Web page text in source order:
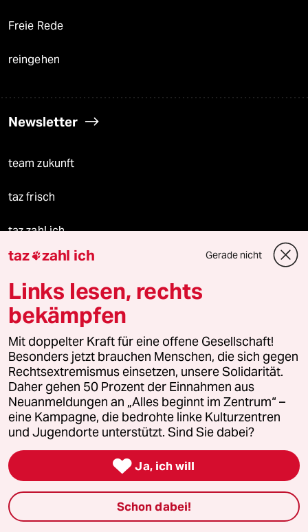
Freie Rede
reingehen
Newsletter
team zukunft
taz frisch
taz zahl ich
taz lab Infobrief
Veranstaltungen
Demnächst
Vor Ort
Live im Stream
Vergangene
taz lab 2027
taz zahl ich Gerade nicht
Links lesen, rechts
bekämpfen
Mit doppelter Kraft für eine offene Gesellschaft!
Besonders jetzt brauchen Menschen, die sich gegen
Rechtsextremismus einsetzen, unsere Solidarität.
Daher gehen 50 Prozent der Einnahmen aus
Neuanmeldungen an „Alles beginnt im Zentrum“ –
eine Kampagne, die bedrohte linke Kulturzentren
und Jugendorte unterstützt. Sind Sie dabei?
 Ja, ich will
Schon dabei!